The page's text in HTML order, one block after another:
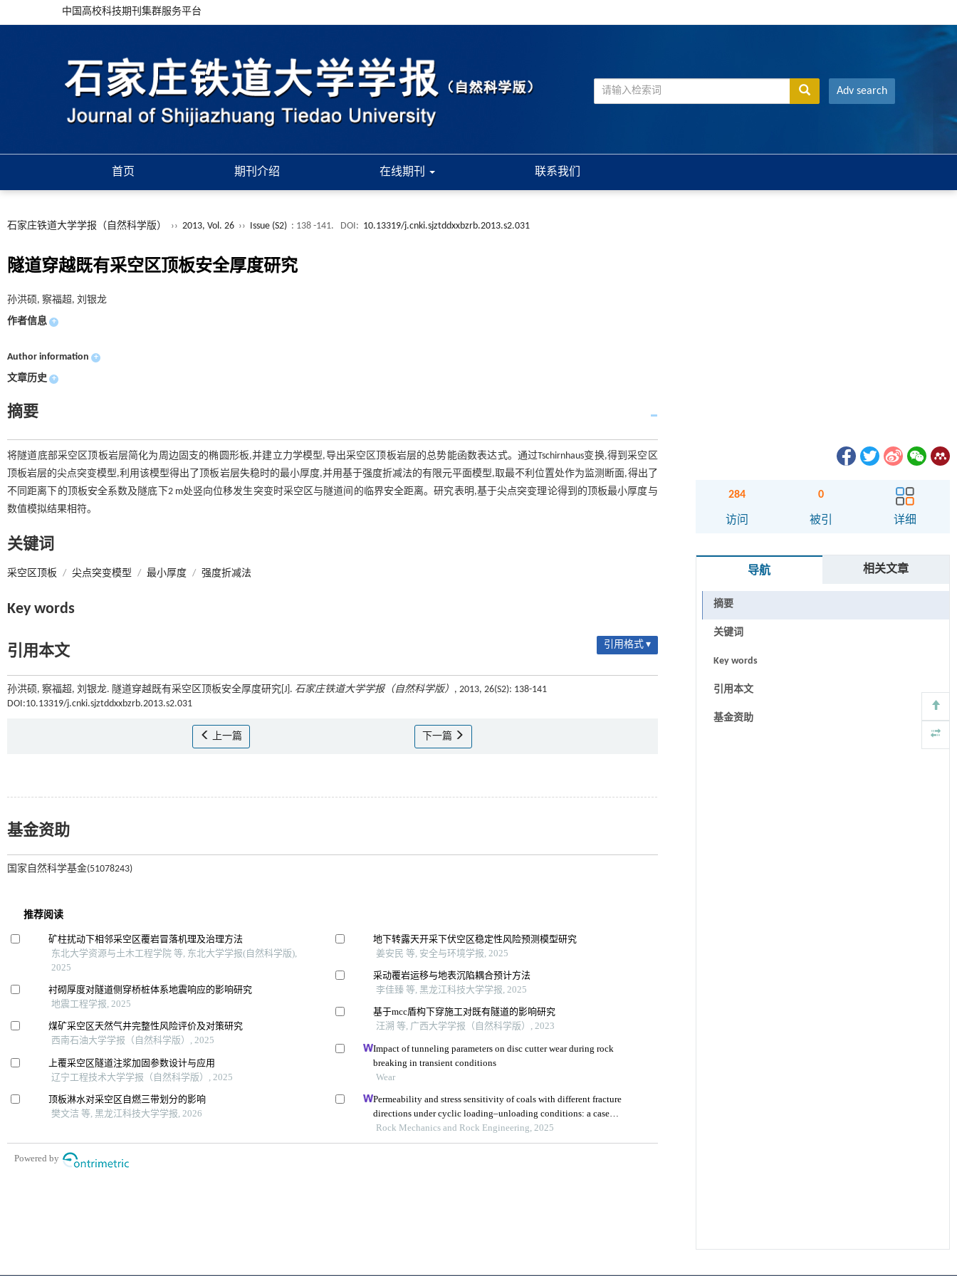
中国高校科技期刊集群服务平台
Adv search
首页 期刊介绍 在线期刊 联系我们
石家庄铁道大学学报（自然科学版） ›› 2013, Vol. 26 ›› Issue (S2) : 138 -141. DOI: 10.13319/j.cnki.sjztddxxbzrb.2013.s2.031
隧道穿越既有采空区顶板安全厚度研究
孙洪硕, 察福超, 刘银龙
作者信息 +
Author information +
文章历史 +
摘要
将隧道底部采空区顶板岩层简化为周边固支的椭圆形板,并建立力学模型,导出采空区顶板岩层的总势能函数表达式。通过Tschirnhaus变换,得到采空区
顶板岩层的尖点突变模型,利用该模型得出了顶板岩层失稳时的最小厚度,并用基于强度折减法的有限元平面模型,取最不利位置处作为监测断面,得出了
不同距离下的顶板安全系数及隧底下2 m处竖向位移发生突变时采空区与隧道间的临界安全距离。研究表明,基于尖点突变理论得到的顶板最小厚度与
数值模拟结果相符。
关键词
采空区顶板 / 尖点突变模型 / 最小厚度 / 强度折减法
Key words
引用本文 引用格式 ▾
孙洪硕, 察福超, 刘银龙. 隧道穿越既有采空区顶板安全厚度研究[J]. 石家庄铁道大学学报（自然科学版） , 2013, 26(S2): 138-141
DOI:10.13319/j.cnki.sjztddxxbzrb.2013.s2.031
上一篇 下一篇
基金资助
国家自然科学基金(51078243)
284
访问
0
被引 详细
导航 相关文章
摘要
关键词
Key words
引用本文
基金资助